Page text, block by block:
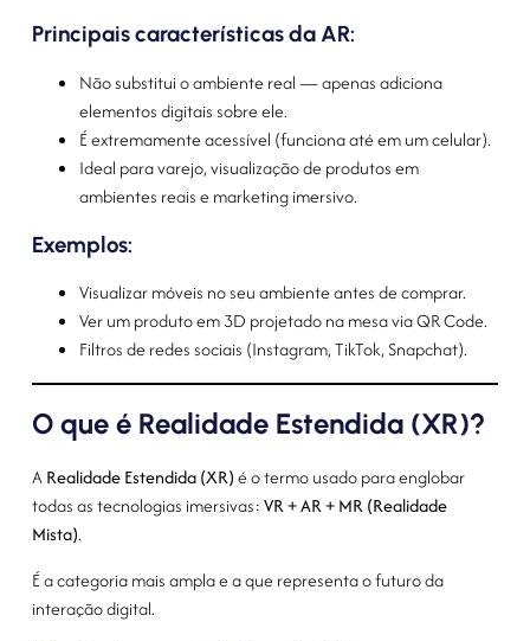
Principais características da AR:
Não substitui o ambiente real — apenas adiciona
elementos digitais sobre ele.
É extremamente acessível (funciona até em um celular).
Ideal para varejo, visualização de produtos em
ambientes reais e marketing imersivo.
Exemplos:
Visualizar móveis no seu ambiente antes de comprar.
Ver um produto em 3D projetado na mesa via QR Code.
Filtros de redes sociais (Instagram, TikTok, Snapchat).
O que é Realidade Estendida (XR)?
ARealidade Estendida (XR)é o termo usado para englobar
todas as tecnologias imersivas:VR + AR + MR (Realidade
Mista).
É a categoria mais ampla e a que representa o futuro da
interação digital.